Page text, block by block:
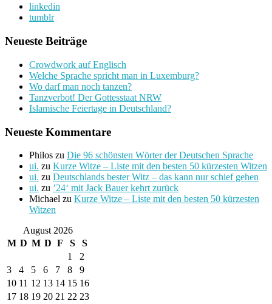
linkedin
tumblr
Neueste Beiträge
Crowdwork auf Englisch
Welche Sprache spricht man in Luxemburg?
Wo darf man noch tanzen?
Tanzverbot! Der Gottesstaat NRW
Islamische Feiertage in Deutschland?
Neueste Kommentare
Philos zu Die 96 schönsten Wörter der Deutschen Sprache
ui. zu Kurze Witze – Liste mit den besten 50 kürzesten Witzen
ui. zu Deutschlands bester Witz – das kann nur schief gehen
ui. zu ’24‘ mit Jack Bauer kehrt zurück
Michael zu Kurze Witze – Liste mit den besten 50 kürzesten
Witzen
August 2026
M D M D F S
S
1
2
3
4 5 6 7 8
9
10 11 12 13 14 15 16
17 18 19 20 21 22 23